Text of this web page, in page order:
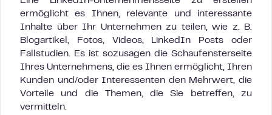
ermöglicht es Ihnen, relevante und interessante
Inhalte über Ihr Unternehmen zu teilen, wie z. B.
Blogartikel, Fotos, Videos, LinkedIn Posts oder
Fallstudien. Es ist sozusagen die Schaufensterseite
Ihres Unternehmens, die es Ihnen ermöglicht, Ihren
Kunden und/oder Interessenten den Mehrwert, die
Vorteile und die Themen, die Sie betreffen, zu
vermitteln.